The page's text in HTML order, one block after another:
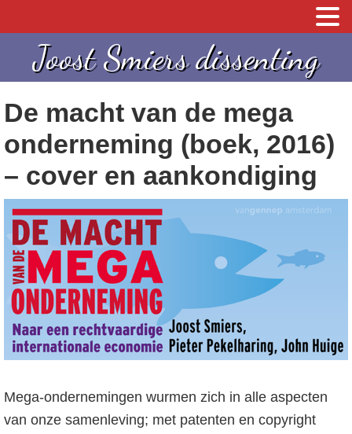
n
a
o
c
o
Joost Smiers dissenting
De macht van de mega
onderneming (boek, 2016)
– cover en aankondiging
Mega-ondernemingen wurmen zich in alle aspecten
van onze samenleving; met patenten en copyright